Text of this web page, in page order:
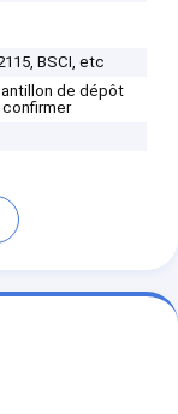
BSCI, etc
de dépôt